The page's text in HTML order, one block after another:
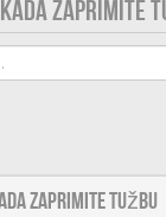
ZAPRIMITE
zaprimite tužbu